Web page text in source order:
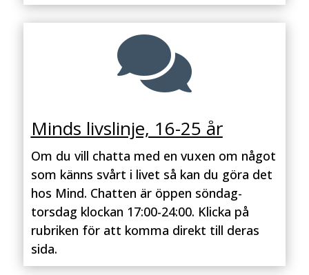

Minds livslinje, 16-25 år
Om du vill chatta med en vuxen om något
som känns svårt i livet så kan du göra det
hos Mind. Chatten är öppen söndag-
torsdag klockan 17:00-24:00. Klicka på
rubriken för att komma direkt till deras
sida.